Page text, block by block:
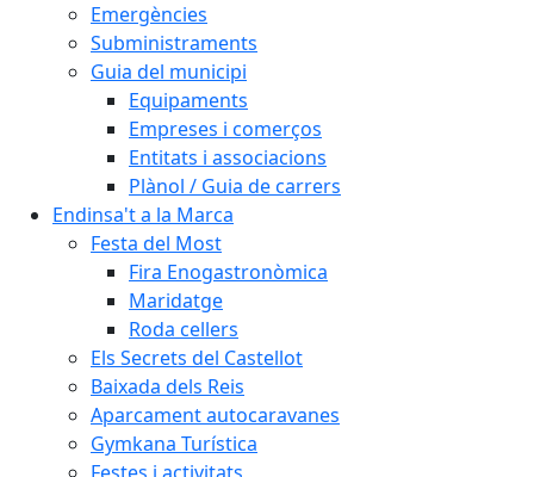
Emergències
Subministraments
Guia del municipi
Equipaments
Empreses i comerços
Entitats i associacions
Plànol / Guia de carrers
Endinsa't a la Marca
Festa del Most
Fira Enogastronòmica
Maridatge
Roda cellers
Els Secrets del Castellot
Baixada dels Reis
Aparcament autocaravanes
Gymkana Turística